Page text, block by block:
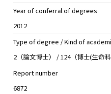
Year of conferral of degrees
2012
Type of degree / Kind of
2（論文博士） / 124（博士(生命科
Report number
6872